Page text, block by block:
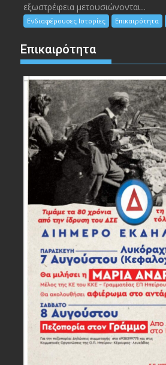
εξωστρέφεια μετουσιώνονται...
Ενδιαφέρουσες Ιστορίες Επικαιρότητα
Επικαιρότητα